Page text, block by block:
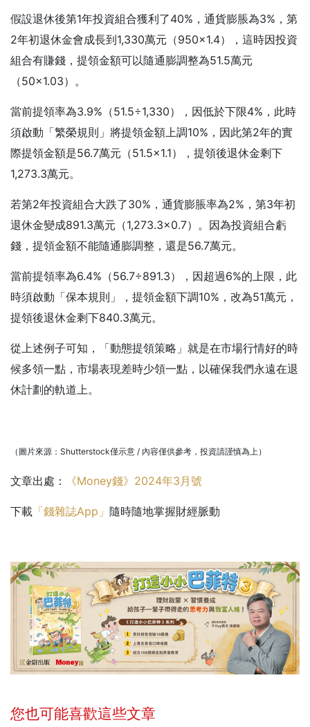
假設退休後第1年投資組合獲利了40%，通貨膨脹為3%，第
2年初退休金會成長到1,330萬元（950×1.4），這時因投資
組合有賺錢，提領金額可以隨通膨調整為51.5萬元
（50×1.03）。
當前提領率為3.9%（51.5÷1,330），因低於下限4%，此時
須啟動「繁榮規則」將提領金額上調10%，因此第2年的實
際提領金額是56.7萬元（51.5×1.1），提領後退休金剩下
1,273.3萬元。
若第2年投資組合大跌了30%，通貨膨脹率為2%，第3年初
退休金變成891.3萬元（1,273.3×0.7）。因為投資組合虧
錢，提領金額不能隨通膨調整，還是56.7萬元。
當前提領率為6.4%（56.7÷891.3），因超過6%的上限，此
時須啟動「保本規則」，提領金額下調10%，改為51萬元，
提領後退休金剩下840.3萬元。
從上述例子可知，「動態提領策略」就是在市場行情好的時
候多領一點，市場表現差時少領一點，以確保我們永遠在退
休計劃的軌道上。
（圖片來源：Shutterstock僅示意 / 內容僅供參考，投資請謹慎為上）
文章出處： 《Money錢》2024年3月號
下載 「錢雜誌App」 隨時隨地掌握財經脈動